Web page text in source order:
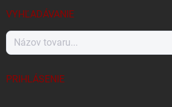
VYHĽADÁVANIE
PRIHLÁSENIE